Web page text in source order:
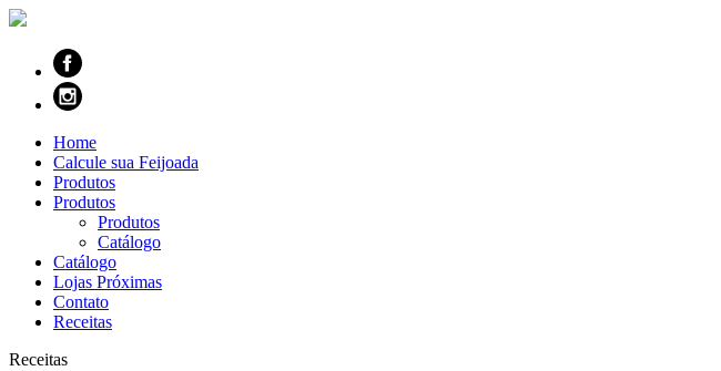
Home
Calcule sua Feijoada
Produtos
Produtos
Produtos
Catálogo
Catálogo
Lojas Próximas
Contato
Receitas
Receitas